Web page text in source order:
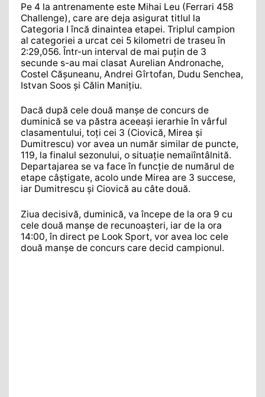
Pe 4 la antrenamente este Mihai Leu (Ferrari 458
Challenge), care are deja asigurat titlul la
Categoria I încă dinaintea etapei. Triplul campion
al categoriei a urcat cei 5 kilometri de traseu în
2:29,056. Într-un interval de mai puțin de 3
secunde s-au mai clasat Aurelian Andronache,
Costel Cășuneanu, Andrei Gîrtofan, Dudu Senchea,
Istvan Soos și Călin Manițiu.
Dacă după cele două manșe de concurs de
duminică se va păstra aceeași ierarhie în vârful
clasamentului, toți cei 3 (Ciovică, Mirea și
Dumitrescu) vor avea un număr similar de puncte,
119, la finalul sezonului, o situație nemaiîntâlnită.
Departajarea se va face în funcție de numărul de
etape câștigate, acolo unde Mirea are 3 succese,
iar Dumitrescu și Ciovică au câte două.
Ziua decisivă, duminică, va începe de la ora 9 cu
cele două manșe de recunoașteri, iar de la ora
14:00, în direct pe Look Sport, vor avea loc cele
două manșe de concurs care decid campionul.